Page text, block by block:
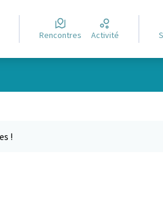
Rencontres Activité
!